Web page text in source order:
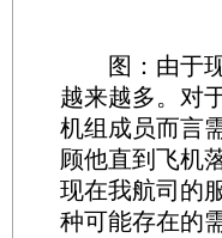
图：由于现
越来越多。对
机组成员而言
顾他直到飞机
现在我航司的
种可能存在的